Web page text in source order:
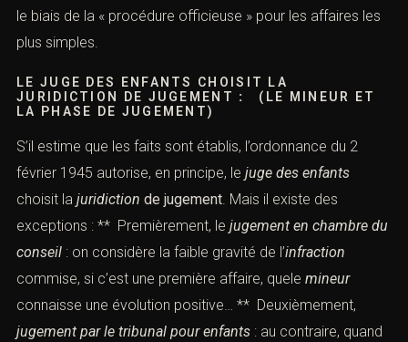
le biais de la « procédure officieuse » pour les affaires les
plus simples.
LE JUGE DES ENFANTS
CHOISIT LA
JURIDICTION DE JUGEMENT : (LE MINEUR ET
LA PHASE DE JUGEMENT)
S’il estime que les faits sont établis, l’ordonnance du 2
février 1945 autorise, en principe, le juge des enfants
choisit la juridiction de jugement. Mais il existe des
exceptions : ** Premièrement, le jugement en chambre du
conseil : on considère la faible gravité de l’infraction
commise, si c’est une première affaire, quele mineur
connaisse une évolution positive… ** Deuxièmement,
jugement par le tribunal pour enfants : au contraire, quand